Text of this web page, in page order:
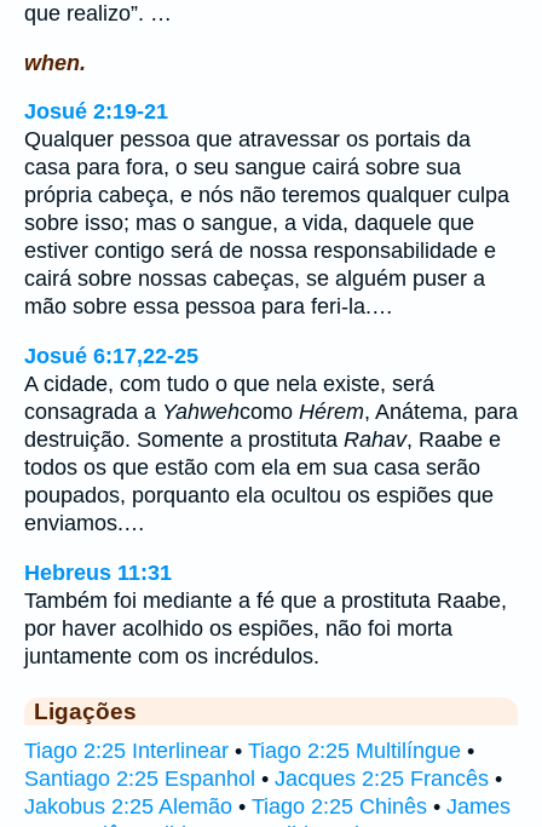
que realizo”. …
when.
Josué 2:19-21
Qualquer pessoa que atravessar os portais da
casa para fora, o seu sangue cairá sobre sua
própria cabeça, e nós não teremos qualquer culpa
sobre isso; mas o sangue, a vida, daquele que
estiver contigo será de nossa responsabilidade e
cairá sobre nossas cabeças, se alguém puser a
mão sobre essa pessoa para feri-la.…
Josué 6:17,22-25
A cidade, com tudo o que nela existe, será
consagrada a Yahwehcomo Hérem, Anátema, para
destruição. Somente a prostituta Rahav, Raabe e
todos os que estão com ela em sua casa serão
poupados, porquanto ela ocultou os espiões que
enviamos.…
Hebreus 11:31
Também foi mediante a fé que a prostituta Raabe,
por haver acolhido os espiões, não foi morta
juntamente com os incrédulos.
Ligações
Tiago 2:25 Interlinear • Tiago 2:25 Multilíngue •
Santiago 2:25 Espanhol • Jacques 2:25 Francês •
Jakobus 2:25 Alemão • Tiago 2:25 Chinês • James